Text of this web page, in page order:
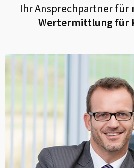
Ihr Ansprechpartner für
Wertermittlung für